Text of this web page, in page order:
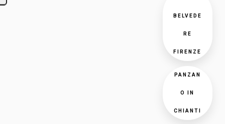
BELVEDE
RE
FIRENZE
PANZAN
O IN
CHIANTI